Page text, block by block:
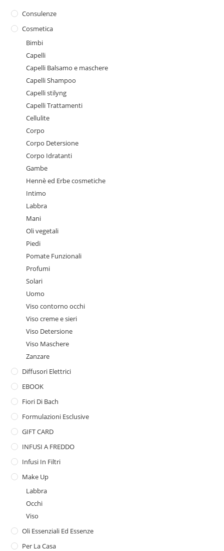
Consulenze
Cosmetica
Bimbi
Capelli
Capelli Balsamo e maschere
Capelli Shampoo
Capelli stilyng
Capelli Trattamenti
Cellulite
Corpo
Corpo Detersione
Corpo Idratanti
Gambe
Hennè ed Erbe cosmetiche
Intimo
Labbra
Mani
Oli vegetali
Piedi
Pomate Funzionali
Profumi
Solari
Uomo
Viso contorno occhi
Viso creme e sieri
Viso Detersione
Viso Maschere
Zanzare
Diffusori Elettrici
EBOOK
Fiori Di Bach
Formulazioni Esclusive
GIFT CARD
INFUSI A FREDDO
Infusi In Filtri
Make Up
Labbra
Occhi
Viso
Oli Essenziali Ed Essenze
Per La Casa